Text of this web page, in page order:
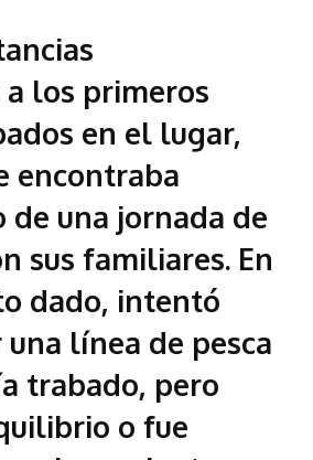
a los primeros
en el lugar,
encontraba
una jornada de
sus familiares. En
dado, intentó
línea de pesca
trabado, pero
o fue